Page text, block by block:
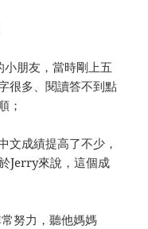
朋友，當時剛上五
很多、閱讀答不到點
；
文成績提高了不少，
Jerry來說，這個成
努力，聽他媽媽